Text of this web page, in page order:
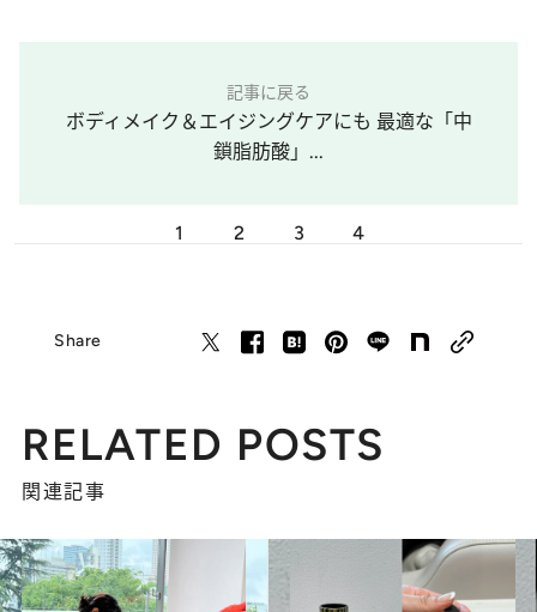
記事に戻る
ボディメイク＆エイジングケアにも 最適な「中
鎖脂肪酸」...
1 2 3 4
Share
RELATED POSTS
関連記事